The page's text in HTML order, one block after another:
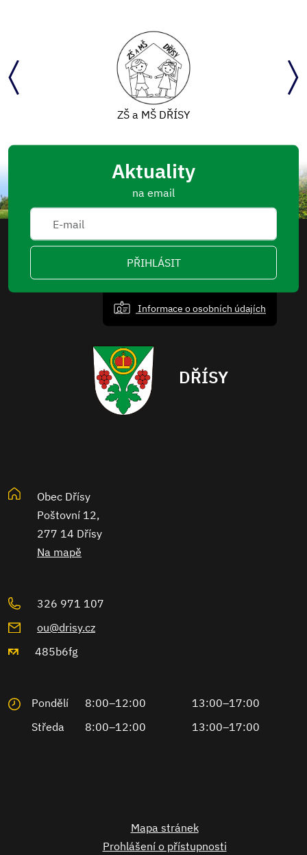
ZŠ a MŠ DŘÍSY
Aktuality
na email
PŘIHLÁSIT
Informace o osobních údajích
DŘÍSY
Obec Dřísy
Poštovní 12,
277 14 Dřísy
Na mapě
326 971 107
ou@drisy.cz
485b6fg
Pondělí 8:00–12:00
13:00–17:00
Středa
8:00–12:00 13:00–17:00
Mapa stránek
Prohlášení o přístupnosti